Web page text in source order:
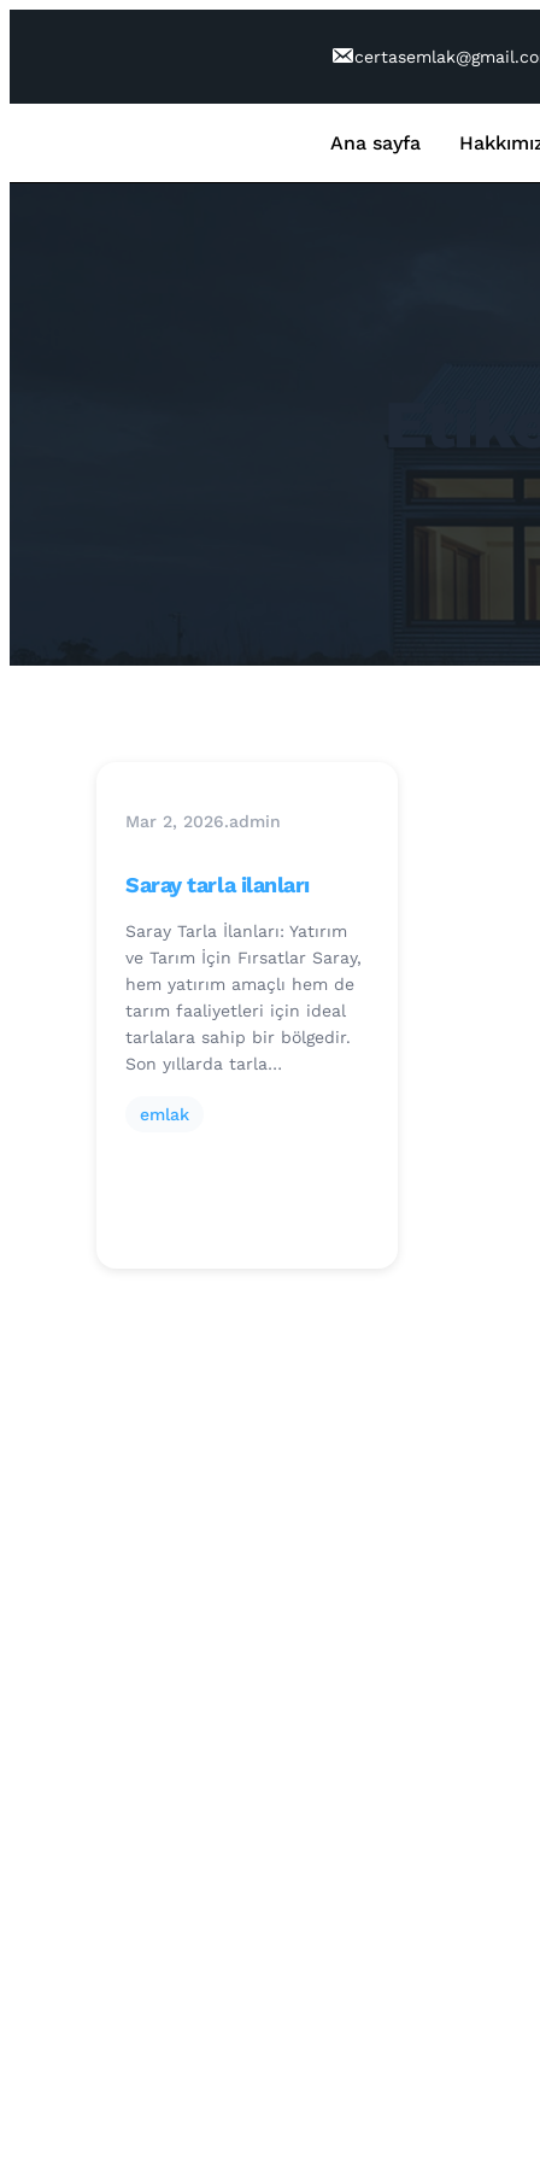
Ana sayfa
Mar 2, 2026.admin
Saray tarla ilanları
Saray Tarla İlanları: Yatırım
ve Tarım İçin Fırsatlar Saray,
hem yatırım amaçlı hem de
tarım faaliyetleri için ideal
tarlalara sahip bir bölgedir.
Son yıllarda tarla…
emlak